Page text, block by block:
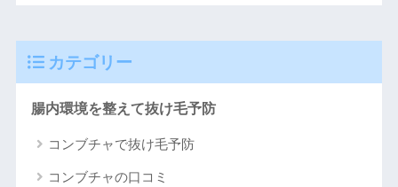
カテゴリー
腸内環境を整えて抜け毛予防
コンブチャで抜け毛予防
コンブチャの口コミ